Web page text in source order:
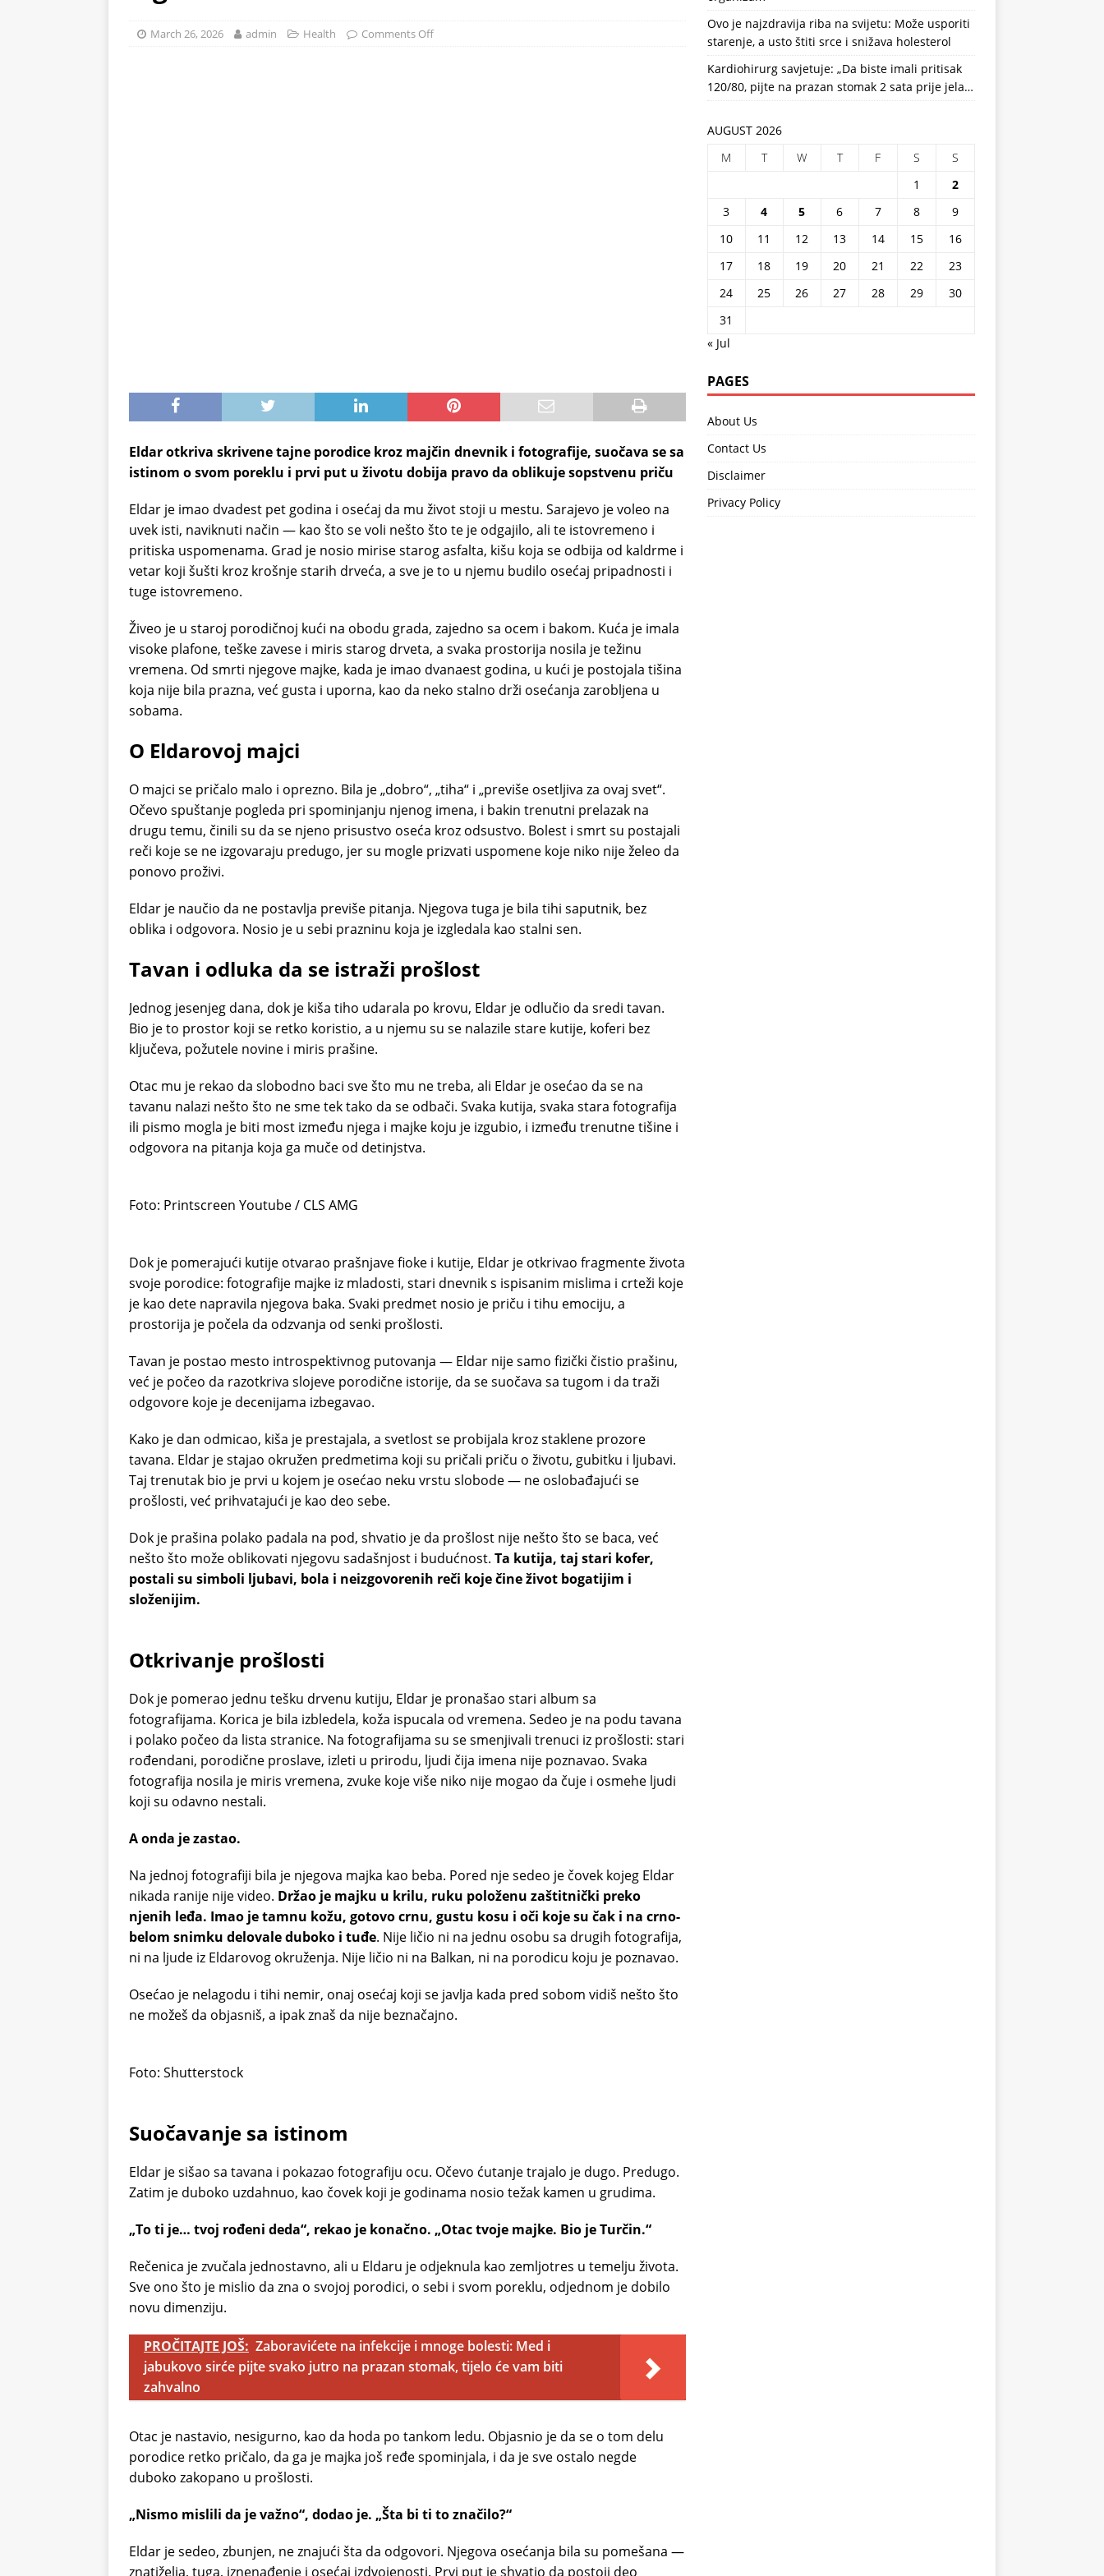
March 26, 2026 admin Health Comments Off
Eldar otkriva skrivene tajne porodice kroz majčin dnevnik i fotografije, suočava se sa
istinom o svom poreklu i prvi put u životu dobija pravo da oblikuje sopstvenu priču
Eldar je imao dvadest pet godina i osećaj da mu život stoji u mestu. Sarajevo je voleo na
uvek isti, naviknuti način — kao što se voli nešto što te je odgajilo, ali te istovremeno i
pritiska uspomenama. Grad je nosio mirise starog asfalta, kišu koja se odbija od kaldrme i
vetar koji šušti kroz krošnje starih drveća, a sve je to u njemu budilo osećaj pripadnosti i
tuge istovremeno.
Živeo je u staroj porodičnoj kući na obodu grada, zajedno sa ocem i bakom. Kuća je imala
visoke plafone, teške zavese i miris starog drveta, a svaka prostorija nosila je težinu
vremena. Od smrti njegove majke, kada je imao dvanaest godina, u kući je postojala tišina
koja nije bila prazna, već gusta i uporna, kao da neko stalno drži osećanja zarobljena u
sobama.
O Eldarovoj majci
O majci se pričalo malo i oprezno. Bila je „dobro“, „tiha“ i „previše osetljiva za ovaj svet“.
Očevo spuštanje pogleda pri spominjanju njenog imena, i bakin trenutni prelazak na
drugu temu, činili su da se njeno prisustvo oseća kroz odsustvo. Bolest i smrt su postajali
reči koje se ne izgovaraju predugo, jer su mogle prizvati uspomene koje niko nije želeo da
ponovo proživi.
Eldar je naučio da ne postavlja previše pitanja. Njegova tuga je bila tihi saputnik, bez
oblika i odgovora. Nosio je u sebi prazninu koja je izgledala kao stalni sen.
Tavan i odluka da se istraži prošlost
Jednog jesenjeg dana, dok je kiša tiho udarala po krovu, Eldar je odlučio da sredi tavan.
Bio je to prostor koji se retko koristio, a u njemu su se nalazile stare kutije, koferi bez
ključeva, požutele novine i miris prašine.
Otac mu je rekao da slobodno baci sve što mu ne treba, ali Eldar je osećao da se na
tavanu nalazi nešto što ne sme tek tako da se odbači. Svaka kutija, svaka stara fotografija
ili pismo mogla je biti most između njega i majke koju je izgubio, i između trenutne tišine i
odgovora na pitanja koja ga muče od detinjstva.
Foto: Printscreen Youtube / CLS AMG
Dok je pomerajući kutije otvarao prašnjave fioke i kutije, Eldar je otkrivao fragmente života
svoje porodice: fotografije majke iz mladosti, stari dnevnik s ispisanim mislima i crteži koje
je kao dete napravila njegova baka. Svaki predmet nosio je priču i tihu emociju, a
prostorija je počela da odzvanja od senki prošlosti.
Tavan je postao mesto introspektivnog putovanja — Eldar nije samo fizički čistio prašinu,
već je počeo da razotkriva slojeve porodične istorije, da se suočava sa tugom i da traži
odgovore koje je decenijama izbegavao.
Kako je dan odmicao, kiša je prestajala, a svetlost se probijala kroz staklene prozore
tavana. Eldar je stajao okružen predmetima koji su pričali priču o životu, gubitku i ljubavi.
Taj trenutak bio je prvi u kojem je osećao neku vrstu slobode — ne oslobađajući se
prošlosti, već prihvatajući je kao deo sebe.
Dok je prašina polako padala na pod, shvatio je da prošlost nije nešto što se baca, već
nešto što može oblikovati njegovu sadašnjost i budućnost. Ta kutija, taj stari kofer,
postali su simboli ljubavi, bola i neizgovorenih reči koje čine život bogatijim i
složenijim.
Otkrivanje prošlosti
Dok je pomerao jednu tešku drvenu kutiju, Eldar je pronašao stari album sa
fotografijama. Korica je bila izbledela, koža ispucala od vremena. Sedeo je na podu tavana
i polako počeo da lista stranice. Na fotografijama su se smenjivali trenuci iz prošlosti: stari
rođendani, porodične proslave, izleti u prirodu, ljudi čija imena nije poznavao. Svaka
fotografija nosila je miris vremena, zvuke koje više niko nije mogao da čuje i osmehe ljudi
koji su odavno nestali.
A onda je zastao.
Na jednoj fotografiji bila je njegova majka kao beba. Pored nje sedeo je čovek kojeg Eldar
nikada ranije nije video. Držao je majku u krilu, ruku položenu zaštitnički preko
njenih leđa. Imao je tamnu kožu, gotovo crnu, gustu kosu i oči koje su čak i na crno-
belom snimku delovale duboko i tuđe. Nije ličio ni na jednu osobu sa drugih fotografija,
ni na ljude iz Eldarovog okruženja. Nije ličio ni na Balkan, ni na porodicu koju je poznavao.
Osećao je nelagodu i tihi nemir, onaj osećaj koji se javlja kada pred sobom vidiš nešto što
ne možeš da objasniš, a ipak znaš da nije beznačajno.
Foto: Shutterstock
Suočavanje sa istinom
Eldar je sišao sa tavana i pokazao fotografiju ocu. Očevo ćutanje trajalo je dugo. Predugo.
Zatim je duboko uzdahnuo, kao čovek koji je godinama nosio težak kamen u grudima.
„To ti je… tvoj rođeni deda“, rekao je konačno. „Otac tvoje majke. Bio je Turčin.“
Rečenica je zvučala jednostavno, ali u Eldaru je odjeknula kao zemljotres u temelju života.
Sve ono što je mislio da zna o svojoj porodici, o sebi i svom poreklu, odjednom je dobilo
novu dimenziju.
PROČITAJTE JOŠ: Zaboravićete na infekcije i mnoge bolesti: Med i
jabukovo sirće pijte svako jutro na prazan stomak, tijelo će vam biti
zahvalno
Otac je nastavio, nesigurno, kao da hoda po tankom ledu. Objasnio je da se o tom delu
porodice retko pričalo, da ga je majka još ređe spominjala, i da je sve ostalo negde
duboko zakopano u prošlosti.
„Nismo mislili da je važno“, dodao je. „Šta bi ti to značilo?“
Eldar je sedeo, zbunjen, ne znajući šta da odgovori. Njegova osećanja bila su pomešana —
znatiželja, tuga, iznenađenje i osećaj izdvojenosti. Prvi put je shvatio da postoji deo
Ovo je najzdravija riba na svijetu: Može usporiti
starenje, a usto štiti srce i snižava holesterol
Kardiohirurg savjetuje: „Da biste imali pritisak
120/80, pijte na prazan stomak 2 sata prije jela…
AUGUST 2026
M
T W T F S
S
1
2
3
4 5 6 7 8
9
10
11 12 13 14 15
16
17
18 19 20 21 22
23
24
25 26 27 28 29
30
31
« Jul
PAGES
About Us
Contact Us
Disclaimer
Privacy Policy